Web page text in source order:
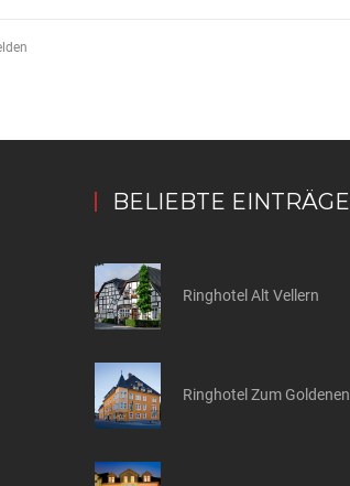
BELIEBTE EINTRÄGE
Ringhotel Alt Vellern